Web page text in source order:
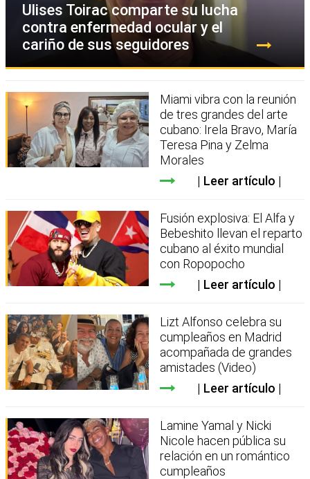
Ulises Toirac comparte su lucha
contra enfermedad ocular y el
cariño de sus seguidores
Miami vibra con la reunión
de tres grandes del arte
cubano: Irela Bravo, María
Teresa Pina y Zelma
Morales
Leer artículo
Fusión explosiva: El Alfa y
Bebeshito llevan el reparto
cubano al éxito mundial
con Ropopocho
Leer artículo
Lizt Alfonso celebra su
cumpleaños en Madrid
acompañada de grandes
amistades (Video)
Leer artículo
Lamine Yamal y Nicki
Nicole hacen pública su
relación en un romántico
cumpleaños